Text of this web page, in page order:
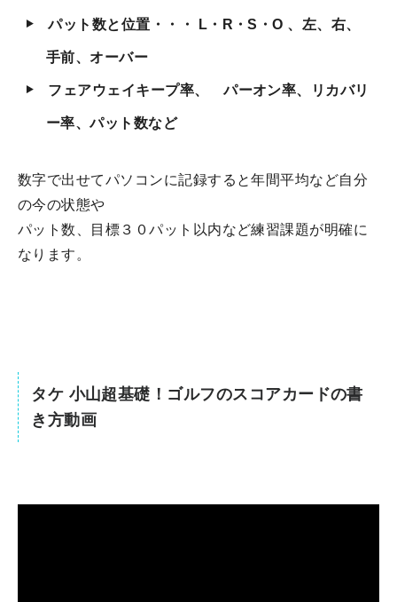
パット数と位置・・・ L・R・S・O 、左、右、
手前、オーバー
フェアウェイキープ率、 パーオン率、リカバリ
ー率、パット数など
数字で出せてパソコンに記録すると年間平均など自分
の今の状態や
パット数、目標３０パット以内など練習課題が明確に
なります。
タケ 小山超基礎！ゴルフのスコアカードの書
き方動画